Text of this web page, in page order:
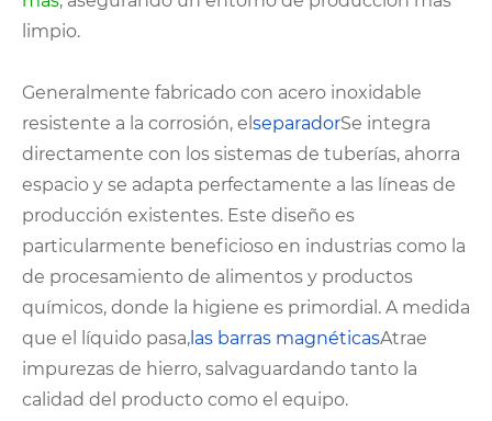
limpio.
Generalmente fabricado con acero inoxidable
resistente a la corrosión, el separadorSe integra
directamente con los sistemas de tuberías, ahorra
espacio y se adapta perfectamente a las líneas de
producción existentes. Este diseño es
particularmente beneficioso en industrias como la
de procesamiento de alimentos y productos
químicos, donde la higiene es primordial. A medida
que el líquido pasa, las barras magnéticasAtrae
impurezas de hierro, salvaguardando tanto la
calidad del producto como el equipo.